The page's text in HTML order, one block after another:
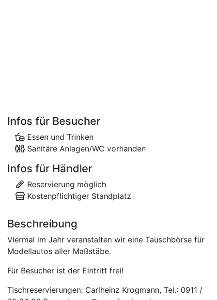
Infos für Besucher
Essen und Trinken
Sanitäre Anlagen/WC vorhanden
Infos für Händler
Reservierung möglich
Kostenpflichtiger Standplatz
Beschreibung
Viermal im Jahr veranstalten wir eine Tauschbörse für
Modellautos aller Maßstäbe.
Für Besucher ist der Eintritt frei!
Tischreservierungen: Carlheinz Krogmann, Tel.: 0911 /